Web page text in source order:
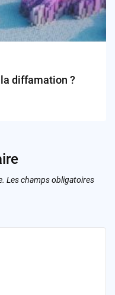
diffamation ?
Les champs obligatoires